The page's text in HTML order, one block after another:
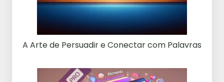
A Arte de Persuadir e Conectar com Palavras